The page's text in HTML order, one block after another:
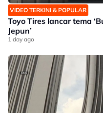
VIDEO TERKINI & POPULAR
Toyo Tires lancar tema
Jepun’
1 day ago